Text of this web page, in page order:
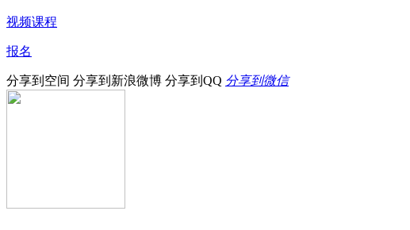
视频课程
报名
分享到空间 分享到新浪微博 分享到QQ 分享到微信